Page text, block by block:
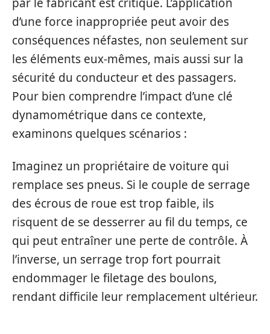
par le fabricant est critique. L’application
d’une force inappropriée peut avoir des
conséquences néfastes, non seulement sur
les éléments eux-mêmes, mais aussi sur la
sécurité du conducteur et des passagers.
Pour bien comprendre l’impact d’une clé
dynamométrique dans ce contexte,
examinons quelques scénarios :
Imaginez un propriétaire de voiture qui
remplace ses pneus. Si le couple de serrage
des écrous de roue est trop faible, ils
risquent de se desserrer au fil du temps, ce
qui peut entraîner une perte de contrôle. À
l’inverse, un serrage trop fort pourrait
endommager le filetage des boulons,
rendant difficile leur remplacement ultérieur.